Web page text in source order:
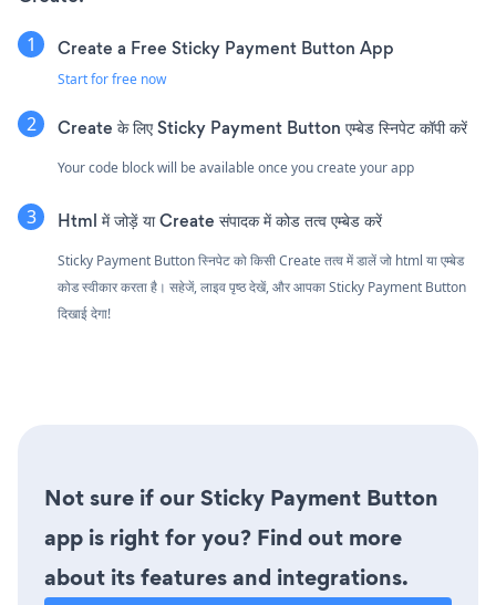
Create a Free Sticky Payment Button App
Start for free now
Create के लिए Sticky Payment Button एम्बेड स्निपेट कॉपी करें
Your code block will be available once you create your app
Html में जोड़ें या Create संपादक में कोड तत्व एम्बेड करें
Sticky Payment Button स्निपेट को किसी Create तत्व में डालें जो html या एम्बेड
कोड स्वीकार करता है। सहेजें, लाइव पृष्ठ देखें, और आपका Sticky Payment Button
दिखाई देगा!
Not sure if our Sticky Payment Button
app is right for you? Find out more
about its features and integrations.